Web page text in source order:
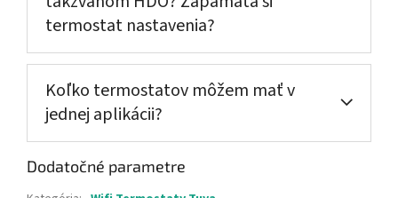
termostat nastavenia?
Koľko termostatov môžem mať v
jednej aplikácii?
Dodatočné parametre